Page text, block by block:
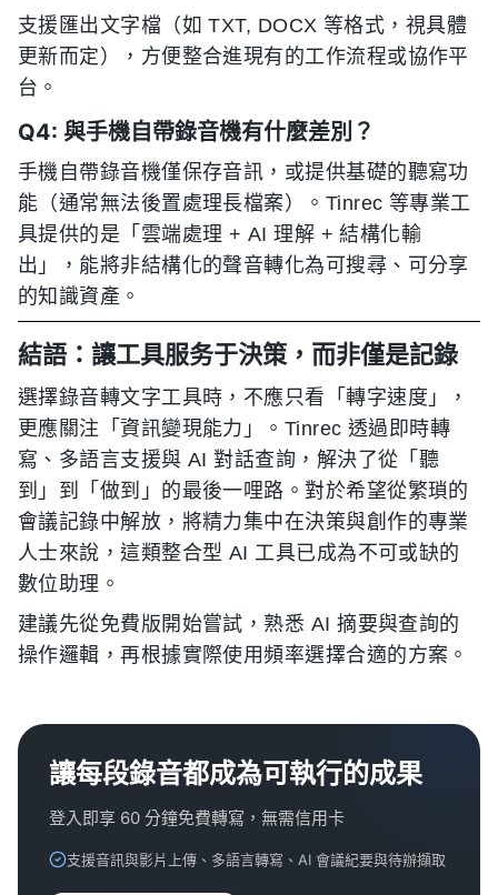
支援匯出文字檔（如 TXT, DOCX 等格式，視具體
更新而定），方便整合進現有的工作流程或協作平
台。
Q4: 與手機自帶錄音機有什麼差別？
手機自帶錄音機僅保存音訊，或提供基礎的聽寫功
能（通常無法後置處理長檔案）。Tinrec 等專業工
具提供的是「雲端處理 + AI 理解 + 結構化輸
出」，能將非結構化的聲音轉化為可搜尋、可分享
的知識資產。
結語：讓工具服务于決策，而非僅是記錄
選擇錄音轉文字工具時，不應只看「轉字速度」，
更應關注「資訊變現能力」。Tinrec 透過即時轉
寫、多語言支援與 AI 對話查詢，解決了從「聽
到」到「做到」的最後一哩路。對於希望從繁瑣的
會議記錄中解放，將精力集中在決策與創作的專業
人士來說，這類整合型 AI 工具已成為不可或缺的
數位助理。
建議先從免費版開始嘗試，熟悉 AI 摘要與查詢的
操作邏輯，再根據實際使用頻率選擇合適的方案。
讓每段錄音都成為可執行的成果
登入即享 60 分鐘免費轉寫，無需信用卡
支援音訊與影片上傳、多語言轉寫、AI 會議紀要與待辦擷取